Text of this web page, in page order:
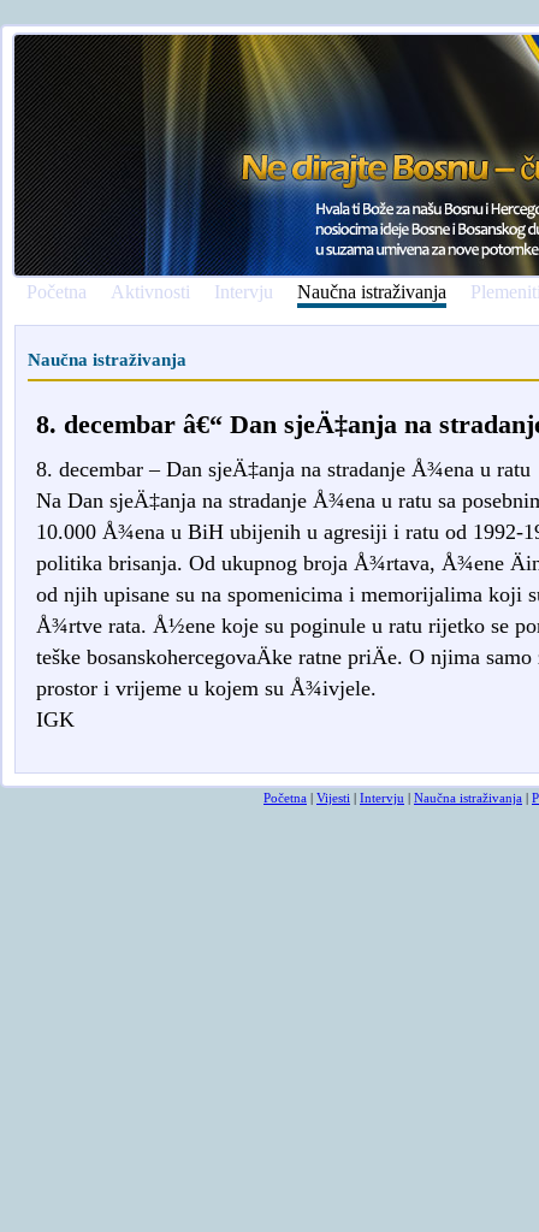
Početna Aktivnosti Intervju Naučna istraživanja
Naučna istraživanja
8. decembar â€“ Dan sjeÄ‡anja na
8. decembar – Dan sjeÄ‡anja na stradanje Å¾ena u ratu
Na Dan sjeÄ‡anja na stradanje Å¾ena u ratu sa
10.000 Å¾ena u BiH ubijenih u agresiji i ratu od 1992-
politika brisanja. Od ukupnog broja Å¾rtava, Å¾ene
od njih upisane su na spomenicima i memorijalima koji
Å¾rtve rata. Å½ene koje su poginule u ratu rijetko se
teške bosanskohercegovaÄke ratne priÄe. O njima
prostor i vrijeme u kojem su Å¾ivjele.
IGK
Početna Vijesti Intervju Naučna istraživanja